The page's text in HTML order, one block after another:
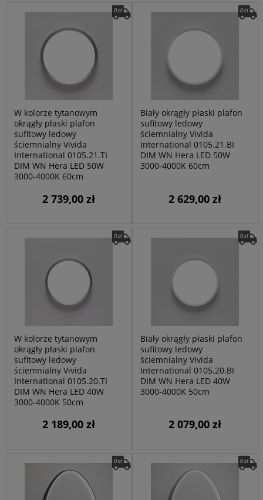
W kolorze tytanowym
okrągły płaski plafon
sufitowy ledowy
ściemnialny Vivida
International 0105.21.TI
DIM WN Hera LED 50W
3000-4000K 60cm
2 739,00 zł
Biały okrągły płaski plafon
sufitowy ledowy
ściemnialny Vivida
International 0105.21.BI
DIM WN Hera LED 50W
3000-4000K 60cm
2 629,00 zł
W kolorze tytanowym
okrągły płaski plafon
sufitowy ledowy
ściemnialny Vivida
International 0105.20.TI
DIM WN Hera LED 40W
3000-4000K 50cm
2 189,00 zł
Biały okrągły płaski plafon
sufitowy ledowy
ściemnialny Vivida
International 0105.20.BI
DIM WN Hera LED 40W
3000-4000K 50cm
2 079,00 zł